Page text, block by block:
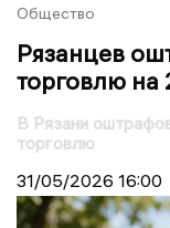
Общество
Рязанцев
торговлю на
В Рязани
торговлю
31/05/2026 16:00